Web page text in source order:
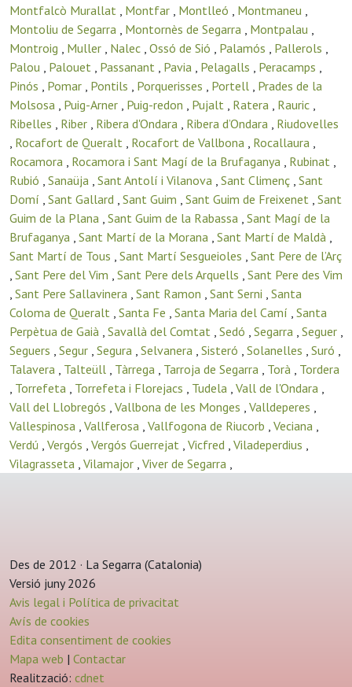
Montfalcò Murallat , Montfar , Montlleó , Montmaneu ,
Montoliu de Segarra , Montornès de Segarra , Montpalau ,
Montroig , Muller , Nalec , Ossó de Sió , Palamós , Pallerols ,
Palou , Palouet , Passanant , Pavia , Pelagalls , Peracamps ,
Pinós , Pomar , Pontils , Porquerisses , Portell , Prades de la
Molsosa , Puig-Arner , Puig-redon , Pujalt , Ratera , Rauric ,
Ribelles , Riber , Ribera d'Ondara , Ribera d’Ondara , Riudovelles
, Rocafort de Queralt , Rocafort de Vallbona , Rocallaura ,
Rocamora , Rocamora i Sant Magí de la Brufaganya , Rubinat ,
Rubió , Sanaüja , Sant Antolí i Vilanova , Sant Climenç , Sant
Domí , Sant Gallard , Sant Guim , Sant Guim de Freixenet , Sant
Guim de la Plana , Sant Guim de la Rabassa , Sant Magí de la
Brufaganya , Sant Martí de la Morana , Sant Martí de Maldà ,
Sant Martí de Tous , Sant Martí Sesgueioles , Sant Pere de l’Arç
, Sant Pere del Vim , Sant Pere dels Arquells , Sant Pere des Vim
, Sant Pere Sallavinera , Sant Ramon , Sant Serni , Santa
Coloma de Queralt , Santa Fe , Santa Maria del Camí , Santa
Perpètua de Gaià , Savallà del Comtat , Sedó , Segarra , Seguer ,
Seguers , Segur , Segura , Selvanera , Sisteró , Solanelles , Suró ,
Talavera , Talteüll , Tàrrega , Tarroja de Segarra , Torà , Tordera
, Torrefeta , Torrefeta i Florejacs , Tudela , Vall de l'Ondara ,
Vall del Llobregós , Vallbona de les Monges , Valldeperes ,
Vallespinosa , Vallferosa , Vallfogona de Riucorb , Veciana ,
Verdú , Vergós , Vergós Guerrejat , Vicfred , Viladeperdius ,
Vilagrasseta , Vilamajor , Viver de Segarra ,
Des de 2012 · La Segarra (Catalonia)
Versió juny 2026
Avis legal i Política de privacitat
Avís de cookies
Edita consentiment de cookies
Mapa web | Contactar
Realització: cdnet